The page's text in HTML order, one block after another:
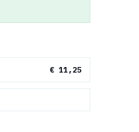
€ 11,25